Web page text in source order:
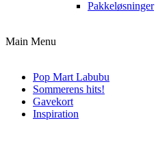
Pakkeløsninger
Main Menu
Pop Mart Labubu
Sommerens hits!
Gavekort
Inspiration